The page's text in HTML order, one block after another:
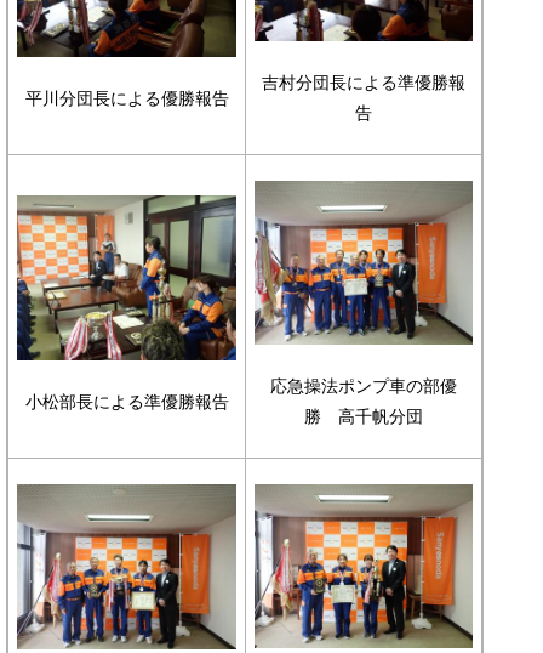
平川分団長による優勝報告
吉村分団長による準優勝報
告
​小松部長による準優勝報告
応急操法ポンプ車の部優
勝 高千帆分団